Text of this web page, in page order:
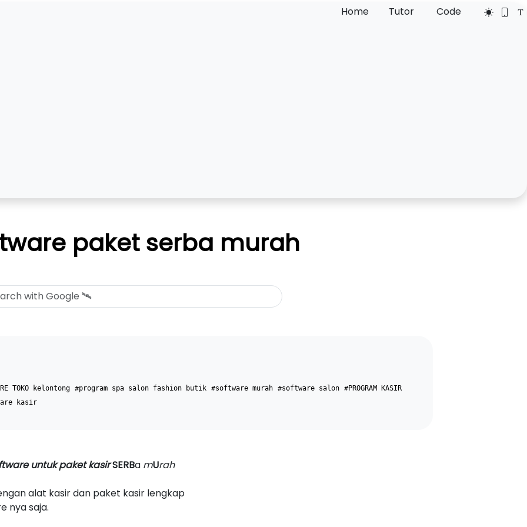
Home Tutor Code
paket serba murah
TOKO kelontong #program spa salon fashion butik #software murah #software salon #PROGRAM KASIR
kasir
untuk paket kasirSERBa mUrah
alat kasir dan paket kasir lengkap
nya saja.